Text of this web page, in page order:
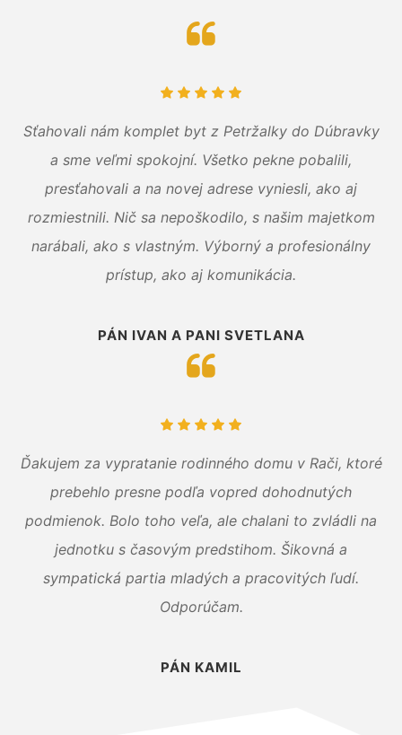
Sťahovali nám komplet byt z Petržalky do Dúbravky
a sme veľmi spokojní. Všetko pekne pobalili,
presťahovali a na novej adrese vyniesli, ako aj
rozmiestnili. Nič sa nepoškodilo, s našim majetkom
narábali, ako s vlastným. Výborný a profesionálny
prístup, ako aj komunikácia.
PÁN IVAN A PANI SVETLANA
Ďakujem za vypratanie rodinného domu v Rači, ktoré
prebehlo presne podľa vopred dohodnutých
podmienok. Bolo toho veľa, ale chalani to zvládli na
jednotku s časovým predstihom. Šikovná a
sympatická partia mladých a pracovitých ľudí.
Odporúčam.
PÁN KAMIL